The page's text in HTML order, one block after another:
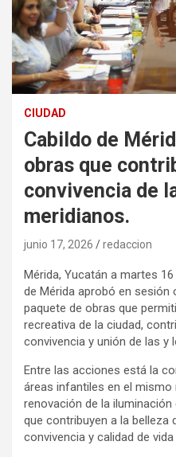
CIUDAD
Cabildo de
obras que
convivencia de
meridianos.
junio 17, 2026 redaccion
Mérida, Yucatán a martes
de Mérida aprobó en sesión
paquete de obras que
recreativa de la ciudad,
convivencia y unión de las y
Entre las acciones está la
áreas infantiles en el mismo
renovación de la
que contribuyen a la belleza
convivencia y calidad de